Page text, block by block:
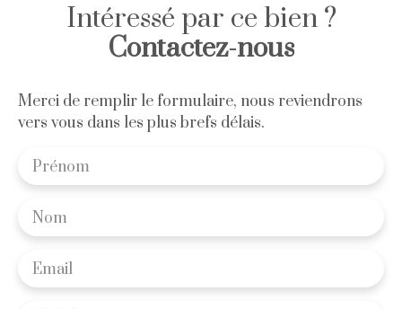
Intéressé par ce bien ?
Contactez-nous
Merci de remplir le formulaire, nous reviendrons
vers vous dans les plus brefs délais.
Prénom
Nom
Email